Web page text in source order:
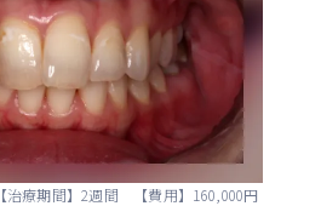
療期間】2週間 【費用】160,000円